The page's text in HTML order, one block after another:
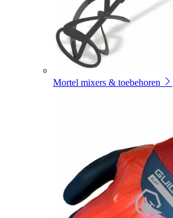
Mortel mixers & toebehoren